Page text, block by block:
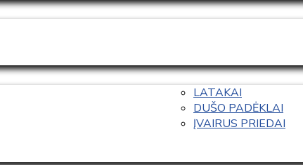
LATAKAI
DUŠO PADĖKLAI
ĮVAIRUS PRIEDAI